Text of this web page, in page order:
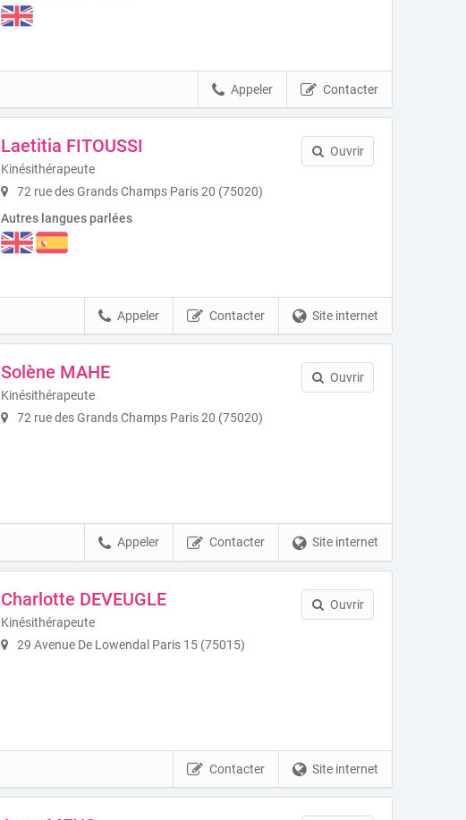
Contacter
Appeler
Laetitia FITOUSSI
Kinésithérapeute
72 rue des Grands Champs Paris 20 (75020)
Autres langues parlées
Ouvrir
Site internet
Contacter
Appeler
Solène MAHE
Kinésithérapeute
72 rue des Grands Champs Paris 20 (75020)
Ouvrir
Site internet
Contacter
Appeler
Charlotte DEVEUGLE
Kinésithérapeute
29 Avenue De Lowendal Paris 15 (75015)
Ouvrir
Site internet
Contacter